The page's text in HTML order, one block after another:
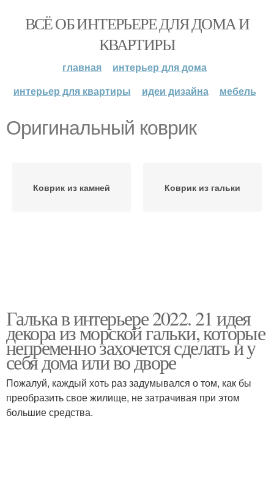
ВСЁ ОБ ИНТЕРЬЕРЕ ДЛЯ ДОМА И
КВАРТИРЫ
главная
интерьер для дома
интерьер для квартиры
идеи дизайна мебель
Оригинальный коврик
Коврик из камней Коврик из гальки
Галька в интерьере 2022. 21 идея
декора из морской гальки, которые
непременно захочется сделать и у
себя дома или во дворе
Пожалуй, каждый хоть раз задумывался о том, как бы
преобразить свое жилище, не затрачивая при этом
большие средства.